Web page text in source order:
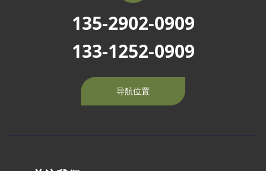
135-2902-0909
133-1252-0909
导航位置